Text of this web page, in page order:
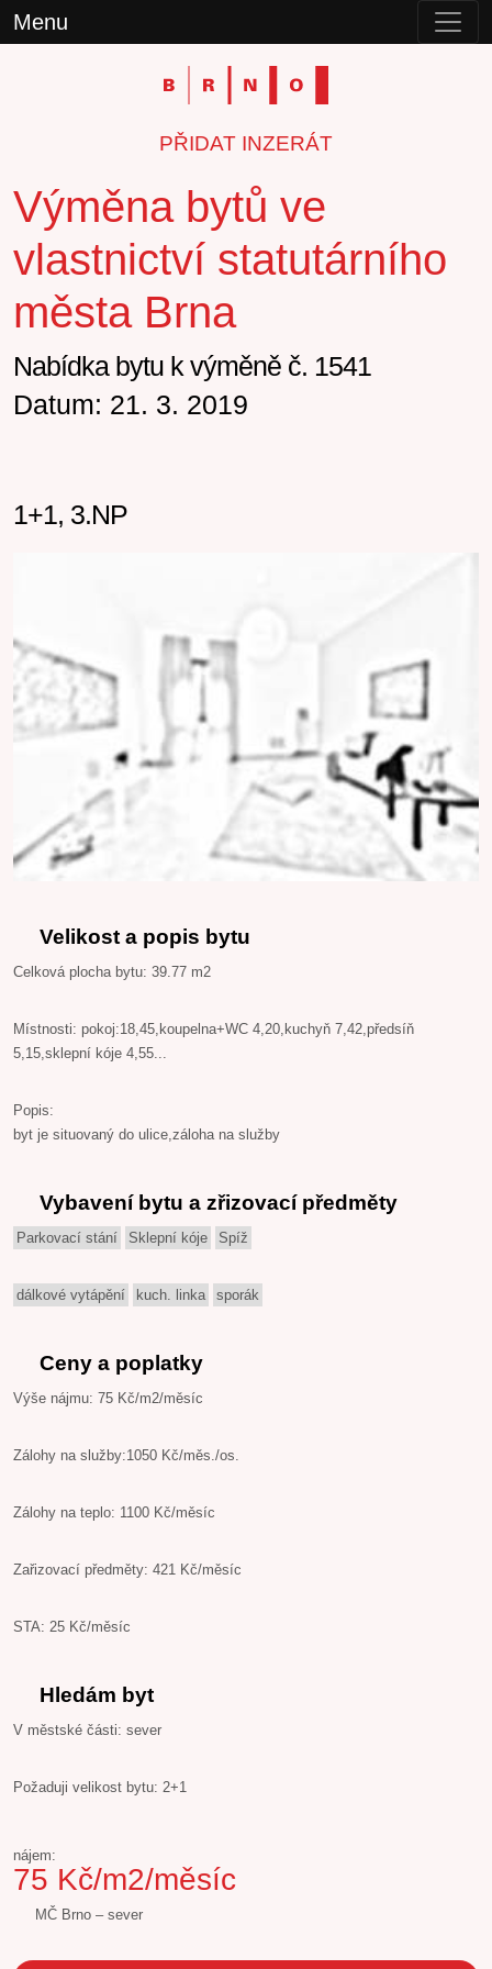
Menu
PŘIDAT INZERÁT
Výměna bytů ve
vlastnictví statutárního
města Brna
Nabídka bytu k výměně č. 1541
Datum: 21. 3. 2019
1+1, 3.NP
Velikost a popis bytu
Celková plocha bytu: 39.77 m2
Místnosti: pokoj:18,45,koupelna+WC 4,20,kuchyň 7,42,předsíň
5,15,sklepní kóje 4,55...
Popis:
byt je situovaný do ulice,záloha na služby
Vybavení bytu a zřizovací předměty
Parkovací stání Sklepní kóje Spíž
dálkové vytápění kuch. linka sporák
Ceny a poplatky
Výše nájmu: 75 Kč/m2/měsíc
Zálohy na služby:1050 Kč/měs./os.
Zálohy na teplo: 1100 Kč/měsíc
Zařizovací předměty: 421 Kč/měsíc
STA: 25 Kč/měsíc
Hledám byt
V městské části: sever
Požaduji velikost bytu: 2+1
nájem:
75 Kč/m2/měsíc
MČ Brno – sever